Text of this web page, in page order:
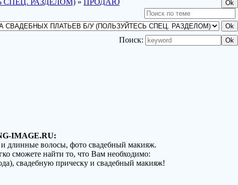
Поиск:
IMAGE.RU:
длинные волосы, фото свадебный макияж.
сможете найти то, что Вам необходимо:
свадебную прическу и свадебный макияж!